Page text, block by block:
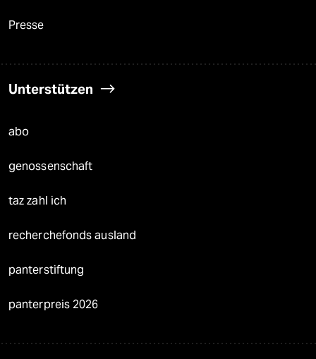
Presse
Unterstützen
abo
genossenschaft
taz zahl ich
recherchefonds ausland
panterstiftung
panterpreis 2026